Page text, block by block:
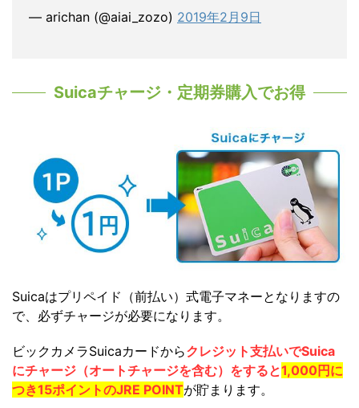
— arichan (@aiai_zozo) 2019年2月9日
Suicaチャージ・定期券購入でお得
Suicaはプリペイド（前払い）式電子マネーとなりますの
で、必ずチャージが必要になります。
ビックカメラSuicaカードからクレジット支払いでSuica
にチャージ（オートチャージを含む）をすると1,000円に
つき15ポイントのJRE POINTが貯まります。